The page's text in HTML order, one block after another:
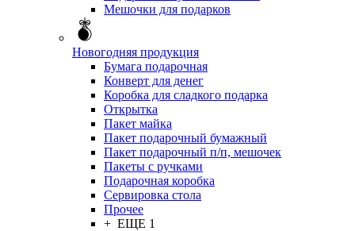
Мешочки для подарков
Новогодняя продукция
Бумага подарочная
Конверт для денег
Коробка для сладкого подарка
Открытка
Пакет майка
Пакет подарочный бумажный
Пакет подарочный п/п, мешочек
Пакеты с ручками
Подарочная коробка
Сервировка стола
Прочее
+ ЕЩЕ 1